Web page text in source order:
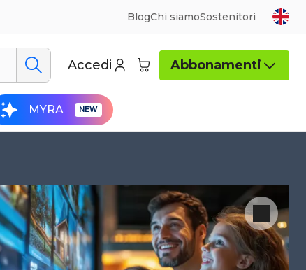
BlogChi siamoSostenitori
Accedi Abbonamenti
MYRA